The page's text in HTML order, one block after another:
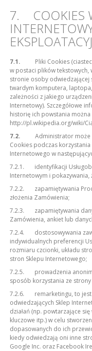
7. COOKIES
7.1. Pliki Cookies
w postaci plików tekstowych,
stronie osoby odwiedzającej
twardym komputera,
zależności z jakiego
Internetowy). Szczegółowe
historię ich powstania można
http://pl.wikipedia.org/wiki/
7.2. Administrator może
Cookies podczas
Internetowego w
7.2.1. identyfikacji
Internetowym i pokazywania,
7.2.2. zapamiętywania
złożenia Zamówienia;
7.2.3. zapamiętywania
Zamówienia, ankiet lub
7.2.4. dostosowywania
indywidualnych preferencji
rozmiaru czcionki, układu
stron Sklepu Internetowego;
7.2.5. prowadzenia
sposób korzystania ze
7.2.6. remarketingu, to jest
odwiedzających Sklep
działań (np. powtarzające
kluczowe itp.) w celu
dopasowanych do ich
kiedy odwiedzają oni inne
Google Inc. oraz Facebook